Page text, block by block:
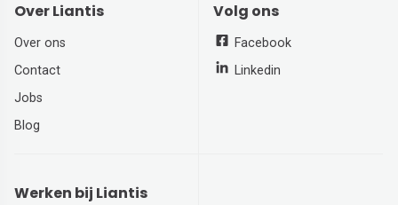
Over Liantis
Over ons
Contact
Jobs
Blog
Volg ons
Facebook
Linkedin
Werken bij Liantis